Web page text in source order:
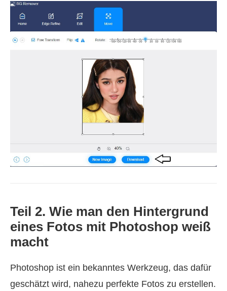
Teil 2. Wie man den Hintergrund
eines Fotos mit Photoshop weiß
macht
Photoshop ist ein bekanntes Werkzeug, das dafür
geschätzt wird, nahezu perfekte Fotos zu erstellen.